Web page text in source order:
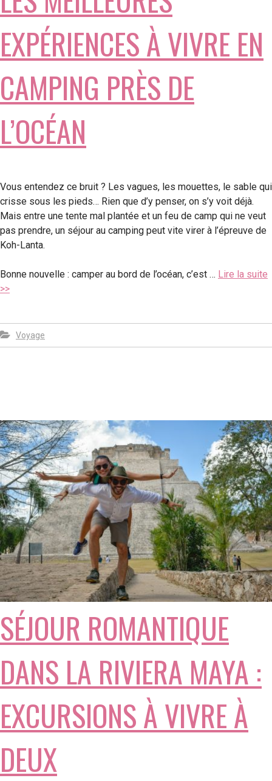
EXPÉRIENCES À VIVRE EN
CAMPING PRÈS DE
L’OCÉAN
Vous entendez ce bruit ? Les vagues, les mouettes, le sable qui
crisse sous les pieds… Rien que d’y penser, on s’y voit déjà.
Mais entre une tente mal plantée et un feu de camp qui ne veut
pas prendre, un séjour au camping peut vite virer à l’épreuve de
Koh-Lanta.
Bonne nouvelle : camper au bord de l’océan, c’est … Lire la suite
>>
Voyage
SÉJOUR ROMANTIQUE
DANS LA RIVIERA MAYA :
EXCURSIONS À VIVRE À
DEUX